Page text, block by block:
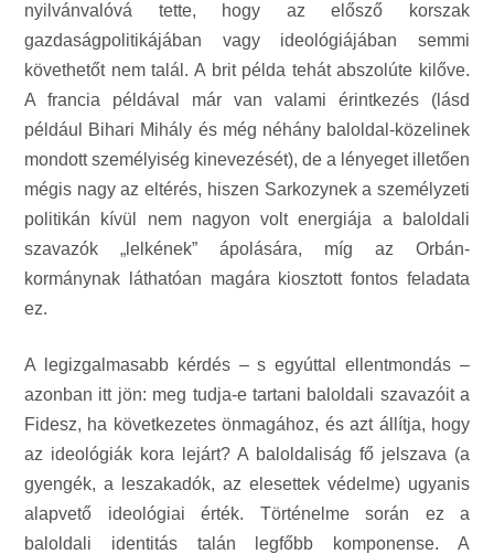
nyilvánvalóvá tette, hogy az elősző korszak
gazdaságpolitikájában vagy ideológiájában semmi
követhetőt nem talál. A brit példa tehát abszolúte kilőve.
A francia példával már van valami érintkezés (lásd
például Bihari Mihály és még néhány baloldal-közelinek
mondott személyiség kinevezését), de a lényeget illetően
mégis nagy az eltérés, hiszen Sarkozynek a személyzeti
politikán kívül nem nagyon volt energiája a baloldali
szavazók „lelkének” ápolására, míg az Orbán-
kormánynak láthatóan magára kiosztott fontos feladata
ez.
A legizgalmasabb kérdés – s egyúttal ellentmondás –
azonban itt jön: meg tudja-e tartani baloldali szavazóit a
Fidesz, ha következetes önmagához, és azt állítja, hogy
az ideológiák kora lejárt? A baloldaliság fő jelszava (a
gyengék, a leszakadók, az elesettek védelme) ugyanis
alapvető ideológiai érték. Történelme során ez a
baloldali identitás talán legfőbb komponense. A